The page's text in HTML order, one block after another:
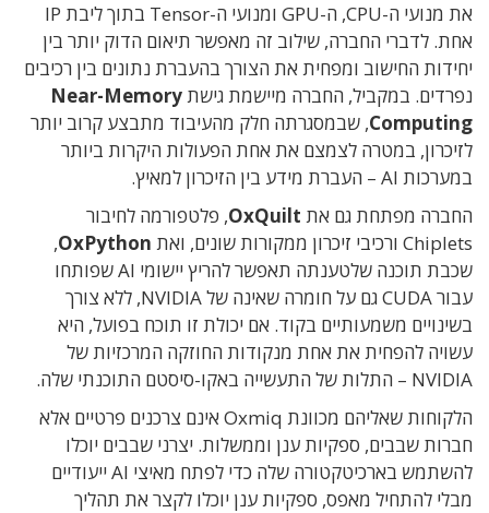
את מנועי ה-CPU, ה-GPU ומנועי ה-Tensor בתוך ליבת IP
אחת. לדברי החברה, שילוב זה מאפשר תיאום הדוק יותר בין
יחידות החישוב ומפחית את הצורך בהעברת נתונים בין רכיבים
נפרדים. במקביל, החברה מיישמת גישתNear-Memory
Computing, שבמסגרתה חלק מהעיבוד מתבצע קרוב יותר
לזיכרון, במטרה לצמצם את אחת הפעולות היקרות ביותר
במערכות AI – העברת מידע בין הזיכרון למאיץ.
החברה מפתחת גם את OxQuilt, פלטפורמה לחיבור
Chiplets ורכיבי זיכרון ממקורות שונים, ואת
OxPython
,
שכבת תוכנה שלטענתה תאפשר להריץ יישומי AI שפותחו
עבור CUDA גם על חומרה שאינה של NVIDIA, ללא צורך
בשינויים משמעותיים בקוד. אם יכולת זו תוכח בפועל, היא
עשויה להפחית את אחת מנקודות החוזקה המרכזיות של
NVIDIA – התלות של התעשייה באקו-סיסטם התוכנתי שלה.
הלקוחות שאליהם מכוונת Oxmiq אינם צרכנים פרטיים אלא
חברות שבבים, ספקיות ענן וממשלות. יצרני שבבים יוכלו
להשתמש בארכיטקטורה שלה כדי לפתח מאיצי AI ייעודיים
מבלי להתחיל מאפס, ספקיות ענן יוכלו לקצר את תהליך